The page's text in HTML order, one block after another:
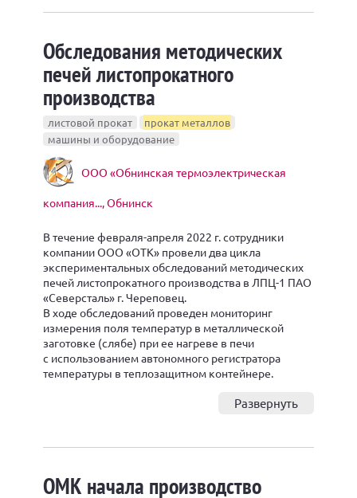
Обследования методических
печей листопрокатного
производства
листовой прокат
прокат металлов
машины и оборудование
ООО «Обнинская термоэлектрическая
компания..., Обнинск
В течение февраля-апреля 2022 г. сотрудники
компании ООО «ОТК» провели два цикла
экспериментальных обследований методических
печей листопрокатного производства в ЛПЦ-1 ПАО
«Северсталь» г. Череповец.
В ходе обследований проведен мониторинг
измерения поля температур в металлической
заготовке (слябе) при ее нагреве в печи
с использованием автономного регистратора
температуры в теплозащитном контейнере.
Развернуть
ОМК начала производство